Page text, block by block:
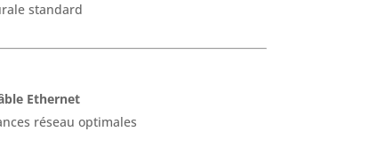
standard
Ethernet
réseau optimales